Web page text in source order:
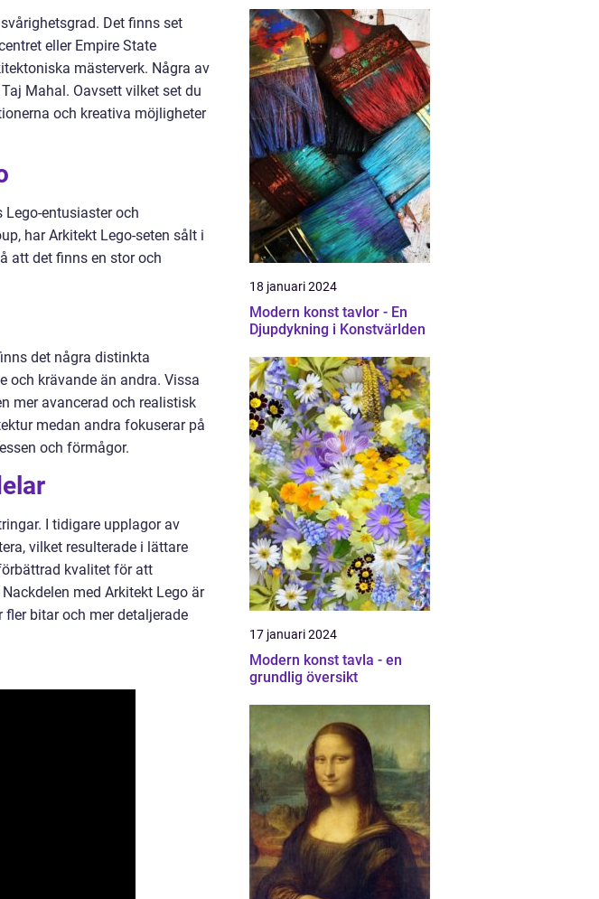
Det finns set
eller Empire State
mästerverk. Några av
Mahal. Oavsett vilket set du
och kreativa möjligheter
entusiaster och
har Arkitekt Lego-seten sålt i
att det finns en stor och
det några distinkta
och krävande än andra. Vissa
mer avancerad och realistisk
medan andra fokuserar på
och förmågor.
I tidigare upplagor av
vilket resulterade i lättare
kvalitet för att
med Arkitekt Lego är
bitar och mer detaljerade
18 januari 2024
Modern konst tavlor - En
Djupdykning i Konstvärlden
17 januari 2024
Modern konst tavla - en
grundlig översikt